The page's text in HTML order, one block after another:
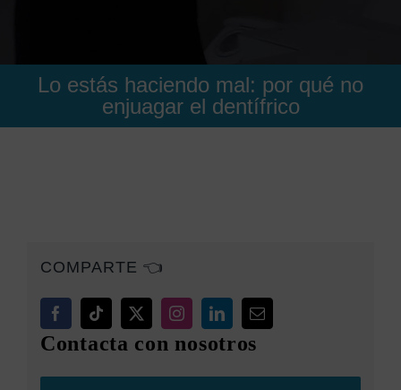
Lo estás haciendo mal: por qué no
enjuagar el dentífrico
COMPARTE 👈
Contacta con nosotros